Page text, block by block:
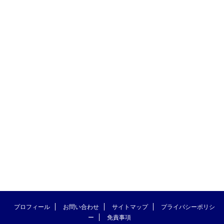
プロフィール お問い合わせ サイトマップ
プライバシーポリシ
ー
免責事項